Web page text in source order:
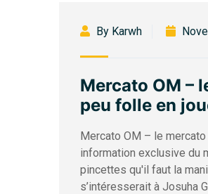
By Karwh
Mercato OM –
peu folle en
Mercato OM – le
information exclusive du
pincettes qu'il faut la
s’intéresserait à Josuha